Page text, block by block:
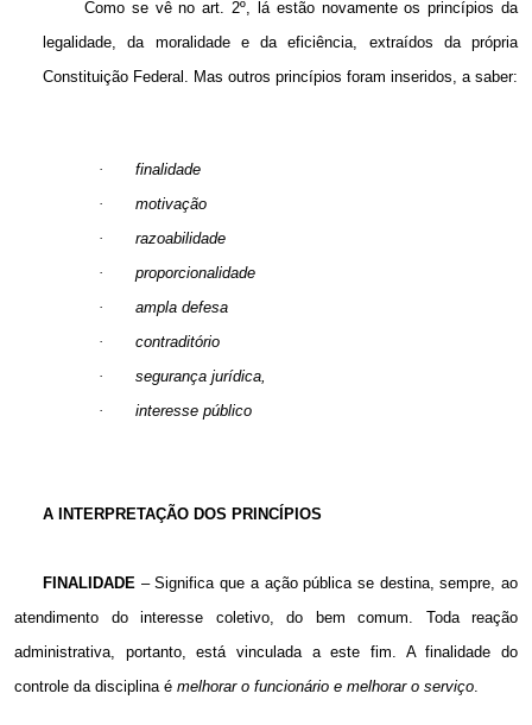
Como se vê no art. 2º, lá estão novamente os princípios da
legalidade, da moralidade e da eficiência, extraídos da própria
Constituição Federal. Mas outros princípios foram inseridos, a saber:
·
finalidade
·
motivação
·
razoabilidade
·
proporcionalidade
·
ampla defesa
·
contraditório
·
segurança jurídica,
·
interesse público
A INTERPRETAÇÃO DOS PRINCÍPIOS
FINALIDADE – Significa que a ação pública se destina, sempre, ao
atendimento do interesse coletivo, do bem comum. Toda reação
administrativa, portanto, está vinculada a este fim. A finalidade do
controle da disciplina é melhorar o funcionário e melhorar o serviço.